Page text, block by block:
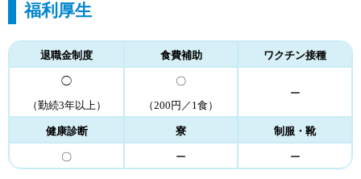
福利厚生
退職金制度 食費補助 ワクチン接種
◯
（勤続3年以上）
〇
（200円／1食）
ー
健康診断 寮 制服・靴
〇 ー ー